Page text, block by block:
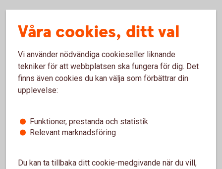
Anmäl skada online
Anmäl skada online (3kronor.se)
Anmäl skada
Våra cookies, ditt val
Vi använder nödvändiga cookieseller liknande
tekniker för att webbplatsen ska fungera för dig. Det
finns även cookies du kan välja som förbättrar din
upplevelse:
Funktioner, prestanda och statistik
Relevant marknadsföring
Du kan ta tillbaka ditt cookie-medgivande när du vill,